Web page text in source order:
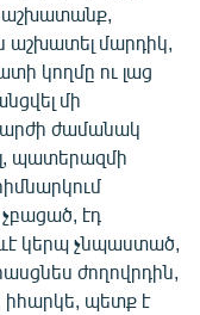
աշխատանք,
աշխատել մարդիկ,
կողմը ու լաց
մի
ժամանակ
պատերազմի
էդ
կերպ չնպաստած,
ժողովրդին,
իհարկե, պետք է